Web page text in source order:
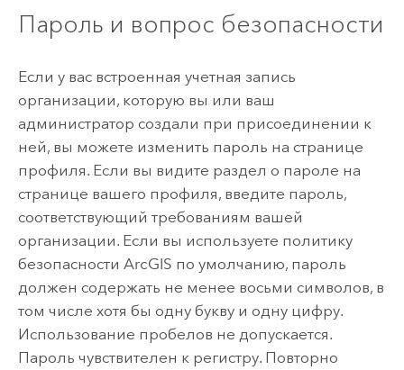
Пароль и вопрос безопасности
Если у вас встроенная учетная запись
организации, которую вы или ваш
администратор создали при присоединении к
ней, вы можете изменить пароль на странице
профиля. Если вы видите раздел о пароле на
странице вашего профиля, введите пароль,
соответствующий требованиям вашей
организации. Если вы используете политику
безопасности ArcGIS по умолчанию, пароль
должен содержать не менее восьми символов, в
том числе хотя бы одну букву и одну цифру.
Использование пробелов не допускается.
Пароль чувствителен к регистру. Повторно